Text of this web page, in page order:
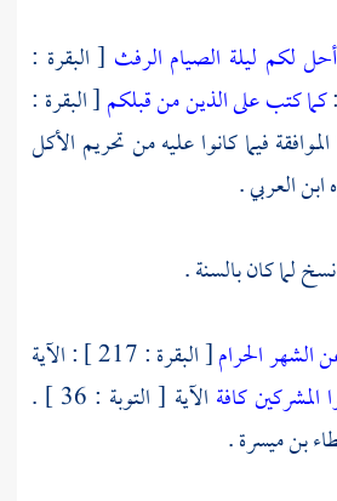
أحل لكم ليلة الصيام الرفث [ البقرة :
كما كتب على الذين من قبلكم[ البقرة :
فيما كانوا عليه من تحريم الأكل
ابن العربي.
لما كان بالسنة .
الشهر الحرام
[ البقرة : 217 ] : الآية
المشركين كافة
الآية [ التوبة : 36 ] .
بن ميسرة.